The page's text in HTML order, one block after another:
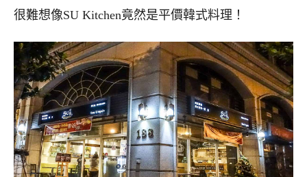
很難想像SU Kitchen竟然是平價韓式料理！